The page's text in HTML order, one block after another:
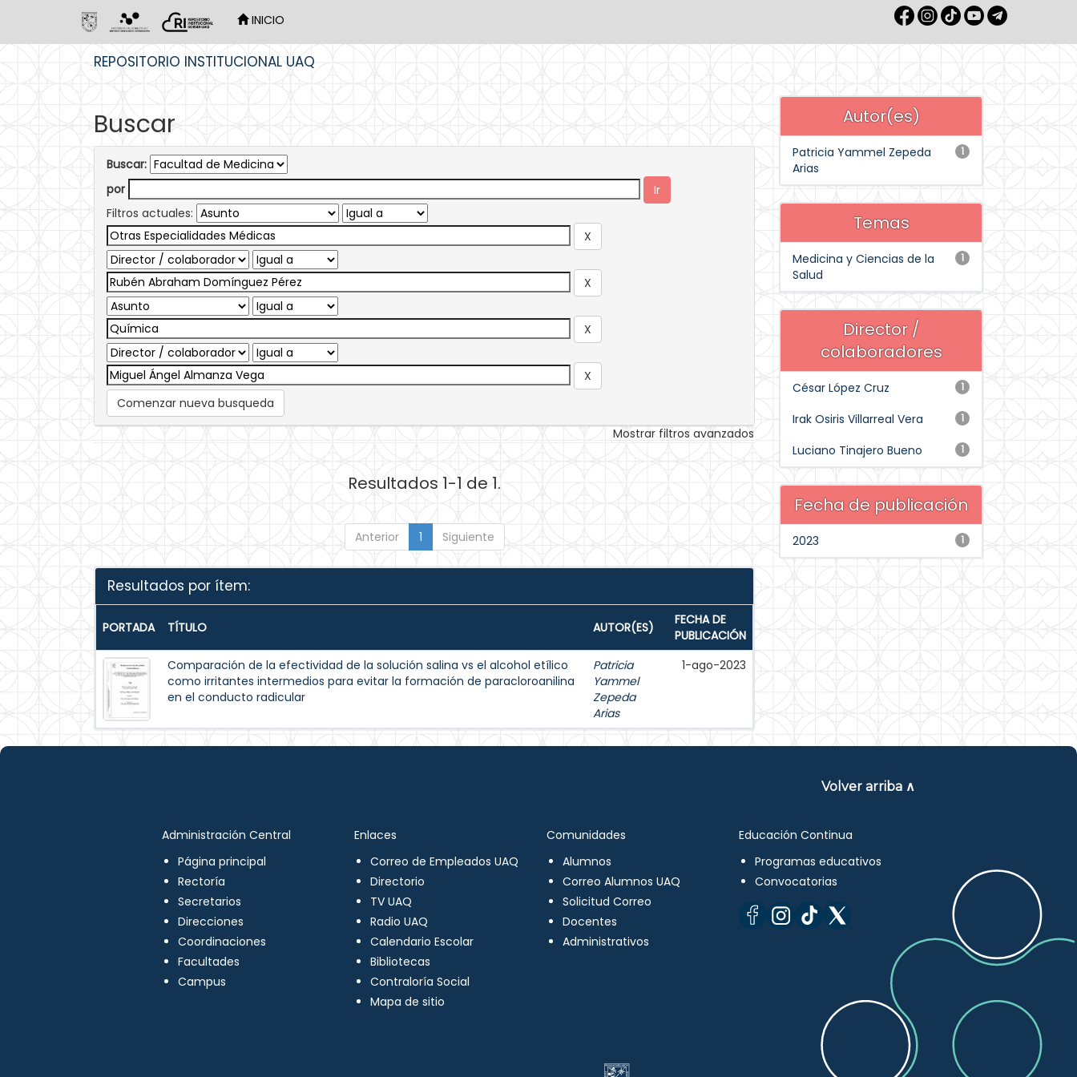
INICIO
REPOSITORIO INSTITUCIONAL UAQ
Buscar
Buscar:
por
Filtros actuales:
Comenzar nueva busqueda
Mostrar filtros avanzados
Resultados 1-1 de 1.
Anterior 1 Siguiente
Resultados por ítem:
PORTADA TÍTULO AUTOR(ES)
FECHA DE
PUBLICACIÓN
Comparación de la efectividad de la solución salina vs el alcohol etílico
como irritantes intermedios para evitar la formación de paracloroanilina
en el conducto radicular
Patricia
Yammel
Zepeda
Arias
1-ago-2023
Autor(es)
1
Patricia Yammel Zepeda
Arias
Temas
1
Medicina y Ciencias de la
Salud
Director /
colaboradores
1
César López Cruz
1
Irak Osiris Villarreal Vera
1
Luciano Tinajero Bueno
Fecha de publicación
1
2023
Volver arriba ∧
Administración Central
Página principal
Rectoría
Secretarios
Direcciones
Coordinaciones
Facultades
Campus
Enlaces
Correo de Empleados UAQ
Directorio
TV UAQ
Radio UAQ
Calendario Escolar
Bibliotecas
Contraloría Social
Mapa de sitio
Comunidades
Alumnos
Correo Alumnos UAQ
Solicitud Correo
Docentes
Administrativos
Educación Continua
Programas educativos
Convocatorias